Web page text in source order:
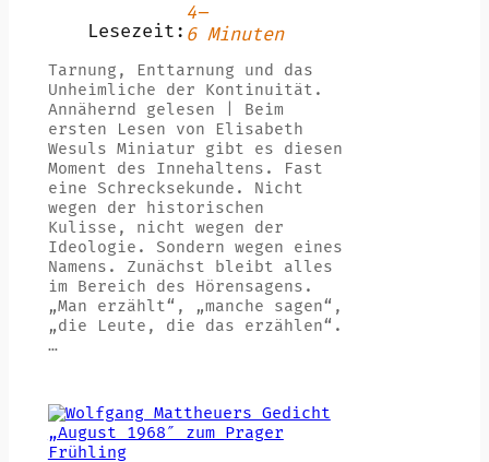
Lesezeit:
4–
6 Minuten
Tarnung, Enttarnung und das
Unheimliche der Kontinuität.
Annähernd gelesen | Beim
ersten Lesen von Elisabeth
Wesuls Miniatur gibt es diesen
Moment des Innehaltens. Fast
eine Schrecksekunde. Nicht
wegen der historischen
Kulisse, nicht wegen der
Ideologie. Sondern wegen eines
Namens. Zunächst bleibt alles
im Bereich des Hörensagens.
„Man erzählt“, „manche sagen“,
„die Leute, die das erzählen“.
…